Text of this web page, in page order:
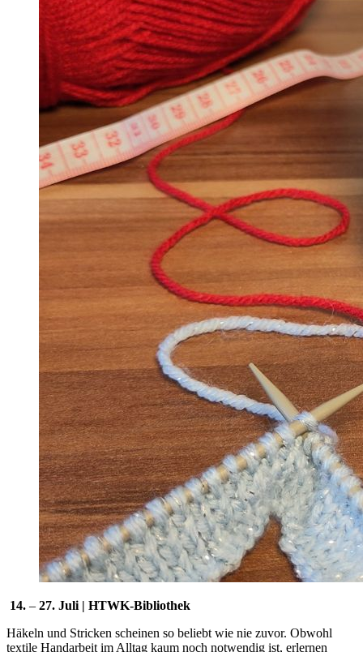
14. – 27. Juli | HTWK-Bibliothek
Häkeln und Stricken scheinen so beliebt wie nie zuvor. Obwohl
textile Handarbeit im Alltag kaum noch notwendig ist, erlernen